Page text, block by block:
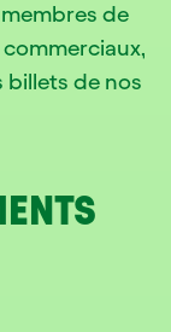
de
billets de nos